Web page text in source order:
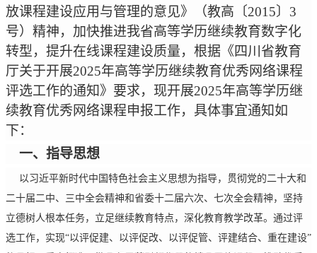
放课程建设应用与管理的意见》（教高〔2015〕 3
号）精神，加快推进我省高等学历继续教育数字化
转型，提升在线课程建设质量，根据《四川省教育
厅关于开展2025年高等学历继续教育优秀网络课程
评选工作的通知》要求，现开展2025年高等学历继
续教育优秀网络课程申报工作，具体事宜通知如
下：
一、指导思想
以习近平新时代中国特色社会主义思想为指导，贯彻党的二十大和
二十届二中、三中全会精神和省委十二届六次、七次全会精神，坚持
立德树人根本任务，立足继续教育特点，深化教育教学改革。通过评
选工作，实现“以评促建、以评促改、以评促管、评建结合、重在建设”